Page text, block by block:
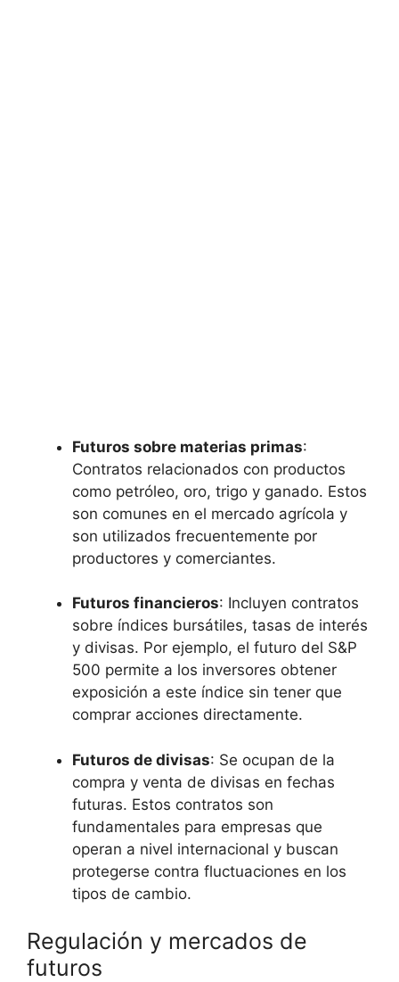
Futuros‌ sobre ⁤materias primas:
Contratos ‍relacionados con productos
como petróleo, oro, trigo ⁤y ganado. Estos
son ​comunes en el mercado agrícola y
‍son‌ utilizados frecuentemente ‍por
productores y​ comerciantes.
Futuros ⁣financieros:⁣ Incluyen contratos
sobre índices bursátiles, tasas de⁤ interés
y divisas. Por⁤ ejemplo, el futuro del S&P
500 permite a los inversores obtener​
exposición a este​ índice sin tener ⁤que
‌comprar⁢ acciones directamente.
Futuros‌ de divisas: Se ocupan de la
compra y venta ⁢de divisas en fechas
futuras.⁢ Estos contratos son‍
fundamentales para⁢ empresas ⁣que
operan a ⁢nivel internacional y buscan
protegerse ⁣contra fluctuaciones en⁣ los
tipos de cambio.
Regulación y mercados⁤ de
futuros